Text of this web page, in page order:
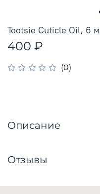
(0)
Tootsie Cuticle Oil, 6
400 ₽
Описание
Отзывы